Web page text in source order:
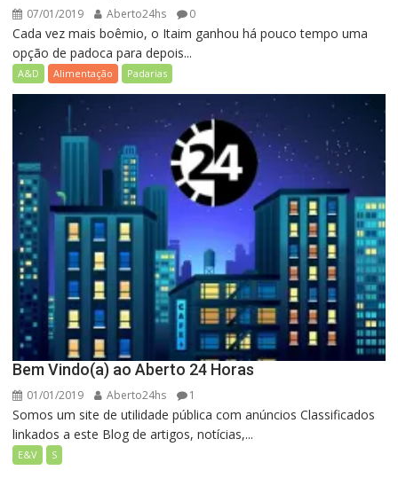
07/01/2019 Aberto24hs 0
Cada vez mais boêmio, o Itaim ganhou há pouco tempo uma
opção de padoca para depois...
A&D Alimentação Padarias
Bem Vindo(a) ao Aberto 24 Horas
01/01/2019 Aberto24hs 1
Somos um site de utilidade pública com anúncios Classificados
linkados a este Blog de artigos, notícias,...
E&V S